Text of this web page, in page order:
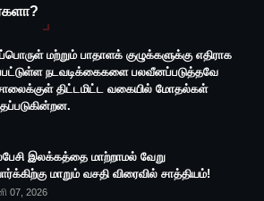
மற்றும் பாதாளக் குழுக்களுக்கு எதிராக
நடவடிக்கைகளை பலவீனப்படுத்தவே
திட்டமிட்ட வகையில் மோதல்கள்
இலக்கத்தை மாற்றாமல் வேறு
மாறும் வசதி விரைவில் சாத்தியம்!
07, 2026